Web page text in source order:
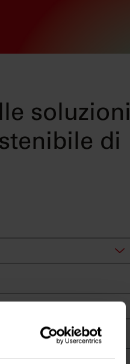
soluzioni
di